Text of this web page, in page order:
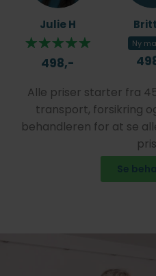
Julie H
498,-
Ny
Alle priser starter fra
transport, forsikring
behandleren for at se
Se